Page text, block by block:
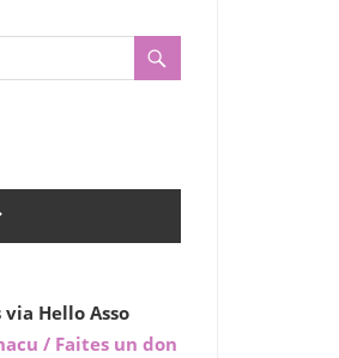
Hello Asso
/ Faites un don